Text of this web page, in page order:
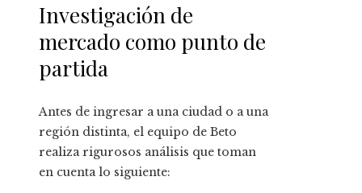
Investigación de
mercado como punto de
partida
Antes de ingresar a una ciudad o a una
región distinta, el equipo de Beto
realiza rigurosos análisis que toman
en cuenta lo siguiente: